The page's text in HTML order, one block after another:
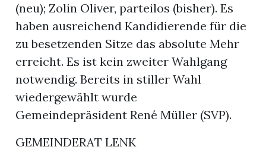
(neu); Zolin Oliver, parteilos (bisher). Es
haben ausreichend Kandidierende für die
zu besetzenden Sitze das absolute Mehr
erreicht. Es ist kein zweiter Wahlgang
notwendig. Bereits in stiller Wahl
wiedergewählt wurde
Gemeindepräsident René Müller (SVP).
GEMEINDERAT LENK